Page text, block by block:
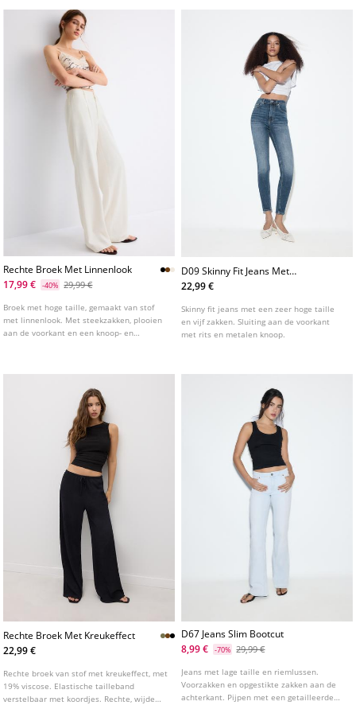
Rechte Broek Met Linnenlook
17,99 €
-40% 29,99 €
Broek met hoge taille, gemaakt van stof
met linnenlook. Met steekzakken, plooien
aan de voorkant en een knoop- en
D09 Skinny Fit Jeans Met
Superhoge Taille
22,99 €
Skinny fit jeans met een zeer hoge taille
en vijf zakken. Sluiting aan de voorkant
met rits en metalen knoop.
Rechte Broek Met Kreukeffect
22,99 €
Rechte broek van stof met kreukeffect, met
19% viscose. Elastische tailleband
verstelbaar met koordjes. Rechte, wijde
D67 Jeans Slim Bootcut
8,99 €
-70% 29,99 €
Jeans met lage taille en riemlussen.
Voorzakken en opgestikte zakken aan de
achterkant. Pijpen met een getailleerde